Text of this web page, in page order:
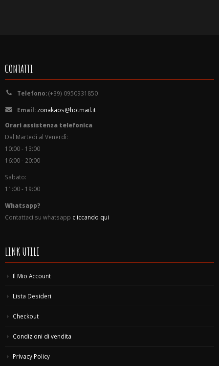
CONTATTI
Telefono:(+39) 0950931850
Email: zonakaos@hotmail.it
Orari assistenza telefonica
Dal Martedì al Venerdì:
10:00 - 13:00
16:00 - 20:00
Sabato:
11:00 - 19:00
Whatsapp?
Contattaci su whatsapp cliccando qui
LINK UTILI
Il Mio Account
Lista Desideri
Checkout
Condizioni di vendita
Privacy Policy